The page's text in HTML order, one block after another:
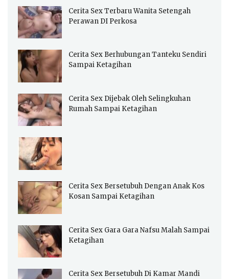
Cerita Sex Terbaru Wanita Setengah
Perawan DI Perkosa
Cerita Sex Berhubungan Tanteku Sendiri
Sampai Ketagihan
Cerita Sex Dijebak Oleh Selingkuhan
Rumah Sampai Ketagihan
Cerita Sex Bersetubuh Dengan Anak Kos
Kosan Sampai Ketagihan
Cerita Sex Gara Gara Nafsu Malah Sampai
Ketagihan
Cerita Sex Bersetubuh Di Kamar Mandi